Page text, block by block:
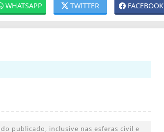
FACEBOOK
TWITTER
WHATSAPP
publicado, inclusive nas esferas civil e